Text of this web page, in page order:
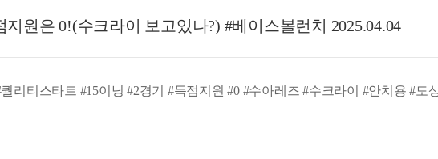
원은 0!(수크라이 보고있나?) #베이스볼런치 2025.04.04
리티스타트 #15이닝 #2경기 #득점지원 #0 #수아레즈 #수크라이 #안치용 #도